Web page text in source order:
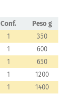
Conf.
Peso g
1
350
1
600
1
650
1
1200
1
1400